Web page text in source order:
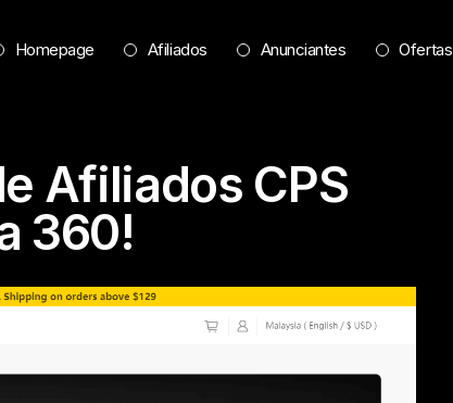
Homepage Afiliados Anunciantes Ofertas
Afiliados CPS
360!